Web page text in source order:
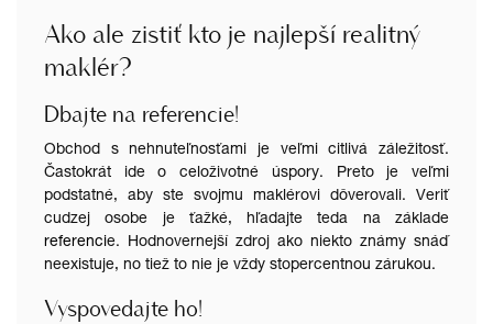
Ako ale zistiť kto je najlepší realitný
maklér?
Dbajte na referencie!
Obchod s nehnuteľnosťami je veľmi citlivá záležitosť.
Častokrát ide o celoživotné úspory. Preto je veľmi
podstatné, aby ste svojmu maklérovi dôverovali. Veriť
cudzej osobe je ťažké, hľadajte teda na základe
referencie. Hodnovernejší zdroj ako niekto známy snáď
neexistuje, no tiež to nie je vždy stopercentnou zárukou.
Vyspovedajte ho!